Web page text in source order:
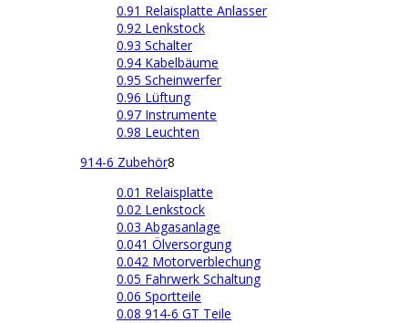
0.91 Relaisplatte Anlasser
0.92 Lenkstock
0.93 Schalter
0.94 Kabelbäume
0.95 Scheinwerfer
0.96 Lüftung
0.97 Instrumente
0.98 Leuchten
914-6 Zubehör8
0.01 Relaisplatte
0.02 Lenkstock
0.03 Abgasanlage
0.041 Ölversorgung
0.042 Motorverblechung
0.05 Fahrwerk Schaltung
0.06 Sportteile
0.08 914-6 GT Teile